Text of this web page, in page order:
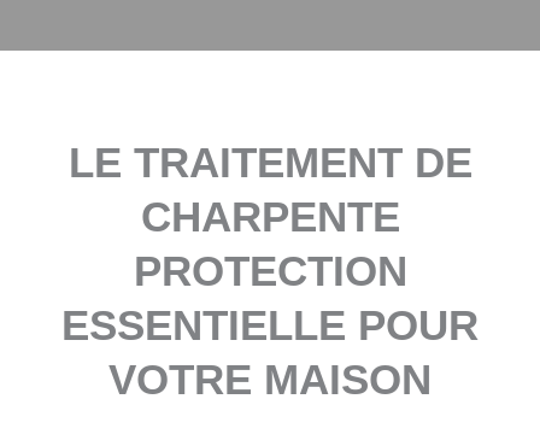
LE TRAITEMENT DE
CHARPENTE
PROTECTION
ESSENTIELLE POUR
VOTRE MAISON